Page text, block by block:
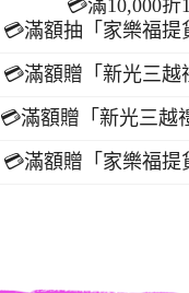
💳滿10,000折
💳滿額抽「家樂福提
💳滿額贈「新光三越
💳滿額贈「新光三越
💳滿額贈「家樂福提